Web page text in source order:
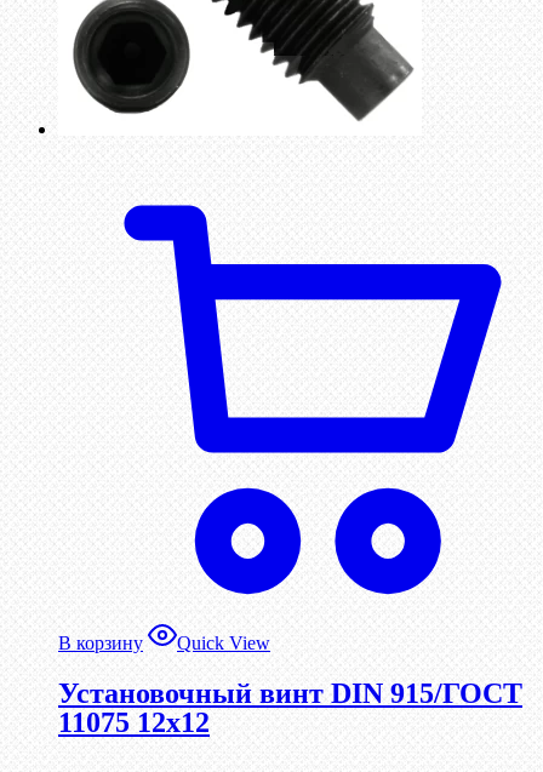
В корзину Quick View
Установочный винт DIN 915/ГОСТ
11075 12х12